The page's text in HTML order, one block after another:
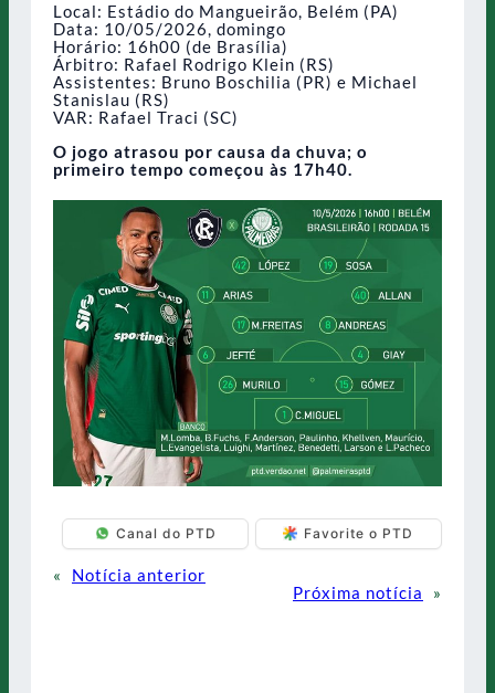
Local: Estádio do Mangueirão, Belém (PA)
Data: 10/05/2026, domingo
Horário: 16h00 (de Brasília)
Árbitro: Rafael Rodrigo Klein (RS)
Assistentes: Bruno Boschilia (PR) e Michael
Stanislau (RS)
VAR: Rafael Traci (SC)
O jogo atrasou por causa da chuva; o
primeiro tempo começou às 17h40.
Canal do PTD Favorite o PTD
«
Notícia anterior
Próxima notícia
»